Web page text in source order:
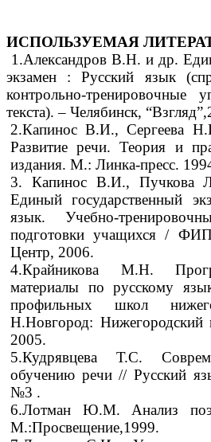
ИСПОЛЬЗУЕМАЯ
1.Александров В.Н. и др.
экзамен : Русский язык
контрольно-тренировочные
текста). – Челябинск,
2.Капинос В.И., Сергеева
Развитие речи. Теория и
издания. М.: Линка-пресс.
3. Капинос В.И., Пучкова
Единый государственный
язык. Учебно-
подготовки учащихся /
Центр, 2006.
4.Крайникова М.Н.
материалы по русскому
профильных школ
Н.Новгород: Нижегородский
2005.
5.Кудрявцева Т.С.
обучению речи // Русский
№3 .
6.Лотман Ю.М. Анализ
М.:Просвещение,1999.